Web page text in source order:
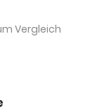
Vergleich